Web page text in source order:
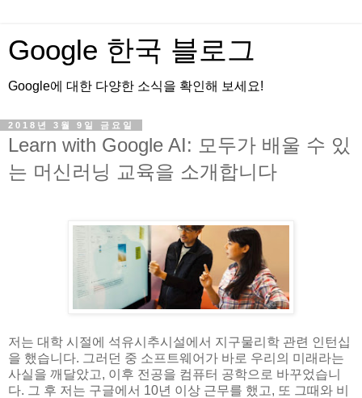
Google 한국 블로그
Google에 대한 다양한 소식을 확인해 보세요!
2018년 3월 9일 금요일
Learn with Google AI: 모두가 배울 수 있
는 머신러닝 교육을 소개합니다
저는 대학 시절에 석유시추시설에서 지구물리학 관련 인턴십
을 했습니다. 그러던 중 소프트웨어가 바로 우리의 미래라는
사실을 깨달았고, 이후 전공을 컴퓨터 공학으로 바꾸었습니
다. 그 후 저는 구글에서 10년 이상 근무를 했고, 또 그때와 비